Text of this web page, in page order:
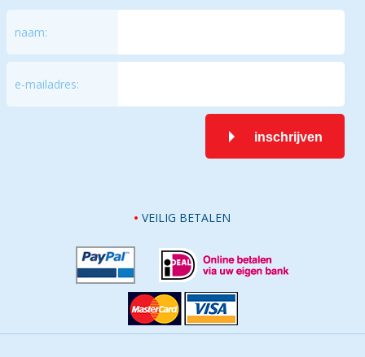
naam:
e-mailadres:
inschrijven
VEILIG BETALEN